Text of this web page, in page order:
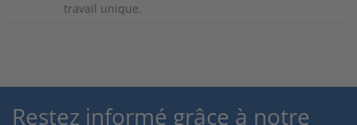
travail unique.
Restez informé grâce à notre